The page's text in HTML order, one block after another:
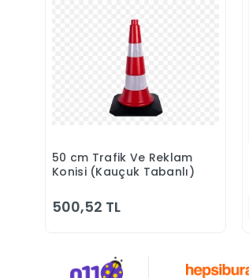
Sepete Ekle
50 cm Trafik Ve Reklam
Konisi (Kauçuk Tabanlı)
500,52 TL